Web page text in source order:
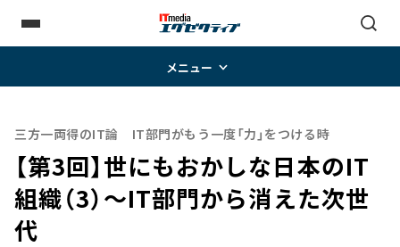
メニュー
三方一両得のIT論 IT部門がもう一度「力」をつける時
【第3回】世にもおかしな日本のIT
組織（3）～IT部門から消えた次世
代